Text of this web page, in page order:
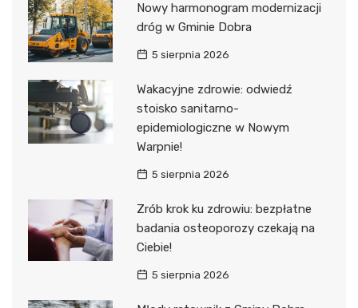
Nowy harmonogram modernizacji
dróg w Gminie Dobra
5 sierpnia 2026
Wakacyjne zdrowie: odwiedź
stoisko sanitarno-
epidemiologiczne w Nowym
Warpnie!
5 sierpnia 2026
Zrób krok ku zdrowiu: bezpłatne
badania osteoporozy czekają na
Ciebie!
5 sierpnia 2026